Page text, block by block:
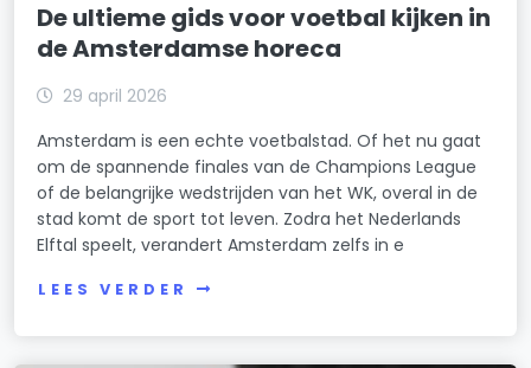
De ultieme gids voor voetbal kijken in
de Amsterdamse horeca
29 april 2026
Amsterdam is een echte voetbalstad. Of het nu gaat
om de spannende finales van de Champions League
of de belangrijke wedstrijden van het WK, overal in de
stad komt de sport tot leven. Zodra het Nederlands
Elftal speelt, verandert Amsterdam zelfs in e
LEES VERDER